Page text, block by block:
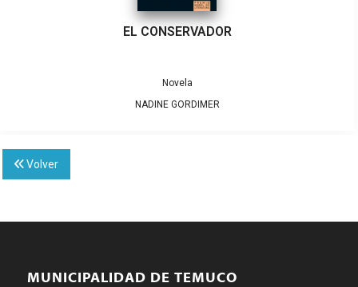
EL CONSERVADOR
Novela
NADINE GORDIMER
Volver
MUNICIPALIDAD DE TEMUCO